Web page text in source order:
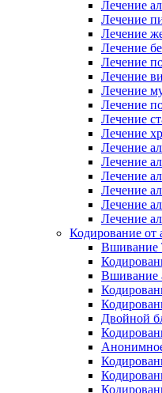
Лечение
Лечение
Лечение
Лечение
Лечение
Лечение
Лечение
Лечение
Лечение
Лечение
Лечение
Лечение
Лечение
Лечение
Лечение
Лечение
Кодирование от
Вшивание
Вшивание
Двойной